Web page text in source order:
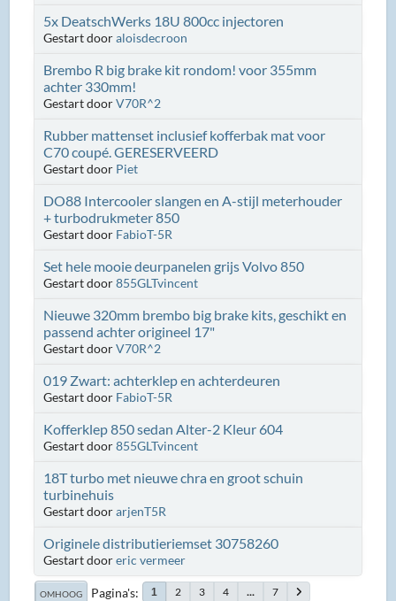
5x DeatschWerks 18U 800cc injectoren
Gestart dooraloisdecroon
Brembo R big brake kit rondom! voor 355mm
achter 330mm!
Gestart doorV70R^2
Rubber mattenset inclusief kofferbak mat voor
C70 coupé. GERESERVEERD
Gestart door Piet
DO88 Intercooler slangen en A-stijl meterhouder
+ turbodrukmeter 850
Gestart door FabioT-5R
Set hele mooie deurpanelen grijs Volvo 850
Gestart door855GLTvincent
Nieuwe 320mm brembo big brake kits, geschikt en
passend achter origineel 17"
Gestart doorV70R^2
019 Zwart: achterklep en achterdeuren
Gestart door FabioT-5R
Kofferklep 850 sedan Alter-2 Kleur 604
Gestart door855GLTvincent
18T turbo met nieuwe chra en groot schuin
turbinehuis
Gestart doorarjenT5R
Originele distributieriemset 30758260
Gestart dooreric vermeer
OMHOOG Pagina's 1 2 3 4 ... 7